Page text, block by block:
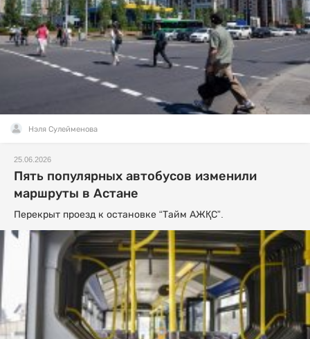
Нэля Сулейменова
25.06.2026
Пять популярных автобусов изменили
маршруты в Астане
Перекрыт проезд к остановке “Тайм АЖҚС”.